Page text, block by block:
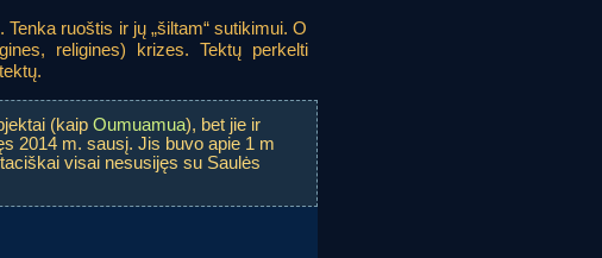
ruoštis ir jų „šiltam“ sutikimui. O
religines) krizes. Tektų perkelti
(kaip Oumuamua), bet jie ir
2014 m. sausį. Jis buvo apie 1 m
visai nesusijęs su Saulės